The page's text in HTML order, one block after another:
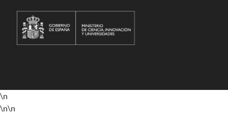
\n
\n\n